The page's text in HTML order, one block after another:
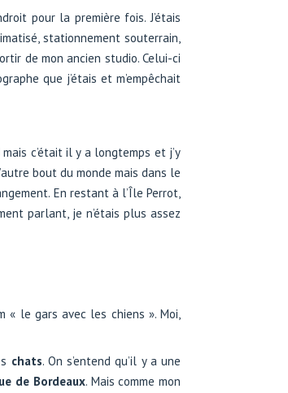
pour la première fois. J’étais
stationnement souterrain,
de mon ancien studio. Celui-ci
que j’étais et m’empêchait
c’était il y a longtemps et j’y
bout du monde mais dans le
En restant à l’Île Perrot,
parlant, je n’étais plus assez
« le gars avec les chiens ». Moi,
chats. On s’entend qu’il y a une
de Bordeaux. Mais comme mon